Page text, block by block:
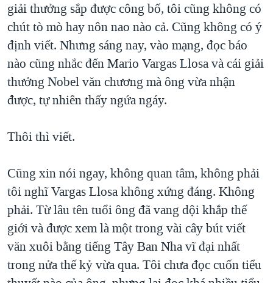
THƯỢNG ĐỈNH TRUMP-KIM TẠI VIỆT NAM
TRỊNH VĨNH BÌNH VS. CHÍNH PHỦ VIỆT NAM
NGƯ DÂN VIỆT VÀ LÀN SÓNG TRỘM HẢI SÂM
BÊN KIA QUỐC LỘ: TIẾNG VỌNG TỪ NÔNG THÔN MỸ
QUAN HỆ VIỆT MỸ
giải thưởng sắp được công bố, tôi cũng không có
chút tò mò hay nôn nao nào cả. Cũng không có ý
định viết. Nhưng sáng nay, vào mạng, đọc báo
nào cũng nhắc đến Mario Vargas Llosa và cái giải
thưởng Nobel văn chương mà ông vừa nhận
được, tự nhiên thấy ngứa ngáy.
Thôi thì viết.
Cũng xin nói ngay, không quan tâm, không phải
tôi nghĩ Vargas Llosa không xứng đáng. Không
phải. Từ lâu tên tuổi ông đã vang dội khắp thế
giới và được xem là một trong vài cây bút viết
văn xuôi bằng tiếng Tây Ban Nha vĩ đại nhất
trong nửa thế kỷ vừa qua. Tôi chưa đọc cuốn tiểu